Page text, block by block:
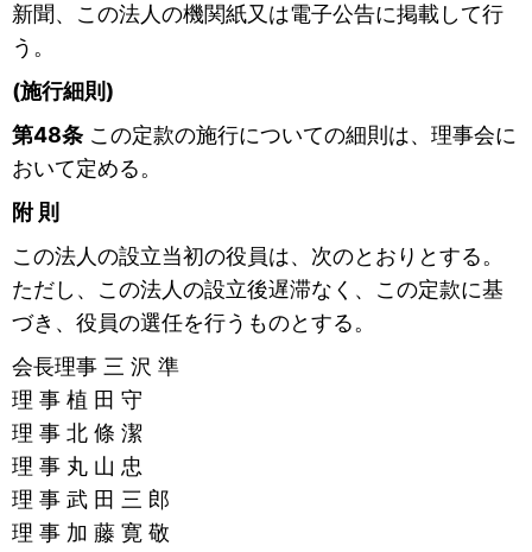
新聞、この法人の機関紙又は電子公告に掲載して行
う。
(施行細則)
第48条 この定款の施行についての細則は、理事会に
おいて定める。
附 則
この法人の設立当初の役員は、次のとおりとする。
ただし、この法人の設立後遅滞なく、この定款に基
づき、役員の選任を行うものとする。
会長理事 三 沢 準
理 事 植 田 守
理 事 北 條 潔
理 事 丸 山 忠
理 事 武 田 三 郎
理 事 加 藤 寛 敬